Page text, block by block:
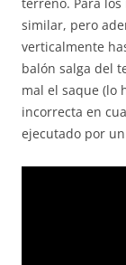
similar, pero
verticalmente
balón salga del
mal el saque (lo
incorrecta en
ejecutado por